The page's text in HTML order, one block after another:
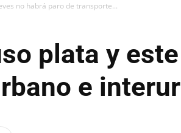
no habrá paro de transporte...
plata y
e